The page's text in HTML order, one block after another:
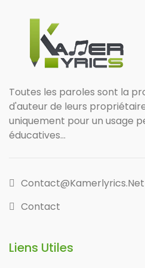
Toutes les paroles sont la
d'auteur de leurs
uniquement pour un usage
éducatives...
Contact@kamerlyrics.net
Contact
Liens Utiles